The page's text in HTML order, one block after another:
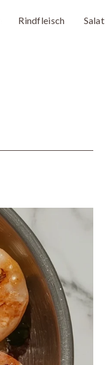
Rindfleisch Salat